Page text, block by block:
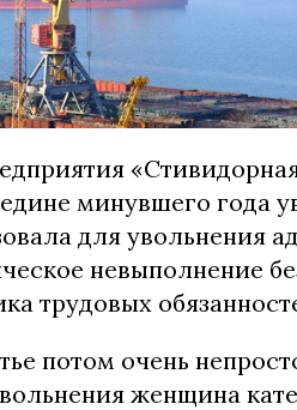
минувшего года
для увольнения
невыполнение
трудовых
потом очень
женщина